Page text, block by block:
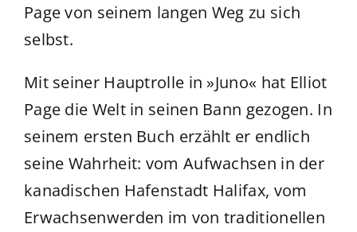
Page von seinem langen Weg zu sich
selbst.
Mit seiner Hauptrolle in »Juno« hat Elliot
Page die Welt in seinen Bann gezogen. In
seinem ersten Buch erzählt er endlich
seine Wahrheit: vom Aufwachsen in der
kanadischen Hafenstadt Halifax, vom
Erwachsenwerden im von traditionellen